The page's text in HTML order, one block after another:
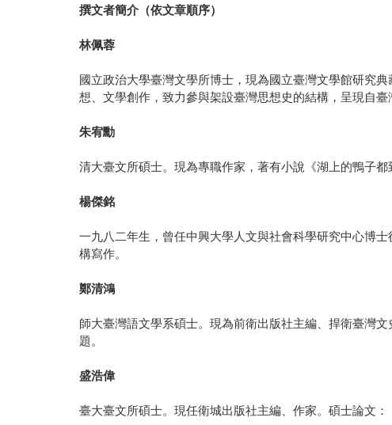
撰文者簡介（依文章順序）
林佩蓉
國立政治大學臺灣文學所博士，現為國立臺灣文學館研究
想、文學創作，致力參與架設臺灣思想史的結構，呈現自臺
朱宥勳
清大臺文所碩士。現為專職作家，著有小說《湖上的鴨子
楊傑銘
一九八二年生，曾任中興大學人文與社會科學研究中心博
構寫作。
鄭清鴻
師大臺灣語文學系碩士。現為前衛出版社主編、捍衛臺灣
題。
盛浩偉
臺大臺文所碩士。現任衛城出版社主編、作家。碩士論文